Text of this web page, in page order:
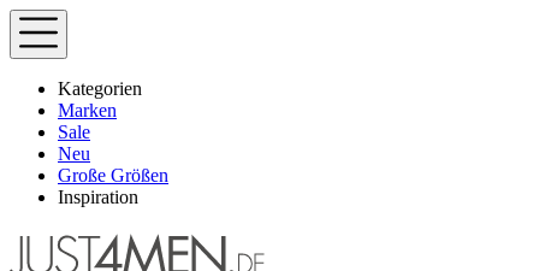
Kategorien
Marken
Sale
Neu
Große Größen
Inspiration